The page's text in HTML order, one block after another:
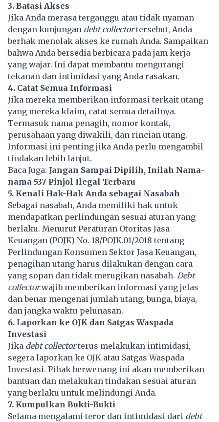
3. Batasi Akses
Jika Anda merasa terganggu atau tidak nyaman
dengan kunjungan debt collectortersebut, Anda
berhak menolak akses ke rumah Anda. Sampaikan
bahwa Anda bersedia berbicara pada jam kerja
yang wajar. Ini dapat membantu mengurangi
tekanan dan intimidasi yang Anda rasakan.
4. Catat Semua Informasi
Jika mereka memberikan informasi terkait utang
yang mereka klaim, catat semua detailnya.
Termasuk nama penagih, nomor kontak,
perusahaan yang diwakili, dan rincian utang.
Informasi ini penting jika Anda perlu mengambil
tindakan lebih lanjut.
Baca Juga: Jangan Sampai Dipilih, Inilah Nama-
nama 537 Pinjol Ilegal Terbaru
5. Kenali Hak-Hak Anda sebagai Nasabah
Sebagai nasabah, Anda memiliki hak untuk
mendapatkan perlindungan sesuai aturan yang
berlaku. Menurut Peraturan Otoritas Jasa
Keuangan (POJK) No. 18/POJK.01/2018 tentang
Perlindungan Konsumen Sektor Jasa Keuangan,
penagihan utang harus dilakukan dengan cara
yang sopan dan tidak merugikan nasabah. Debt
collectorwajib memberikan informasi yang jelas
dan benar mengenai jumlah utang, bunga, biaya,
dan jangka waktu pelunasan.
6. Laporkan ke OJK dan Satgas Waspada
Investasi
Jika debt collectorterus melakukan intimidasi,
segera laporkan ke OJK atau Satgas Waspada
Investasi. Pihak berwenang ini akan memberikan
bantuan dan melakukan tindakan sesuai aturan
yang berlaku untuk melindungi Anda.
7. Kumpulkan Bukti-Bukti
Selama mengalami teror dan intimidasi dari debt